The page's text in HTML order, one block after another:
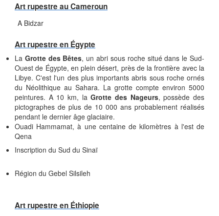
Art rupestre au Cameroun
A Bidzar
Art rupestre en Égypte
La Grotte des Bêtes, un abri sous roche situé dans le Sud-
Ouest de Égypte, en plein désert, près de la frontière avec la
Libye. C'est l'un des plus importants abris sous roche ornés
du Néolithique au Sahara. La grotte compte environ 5000
peintures. A 10 km, laGrotte des Nageurs, possède des
pictographes de plus de 10 000 ans probablement réalisés
pendant le dernier âge glaciaire.
Ouadi Hammamat, à une centaine de kilomètres à l'est de
Qena
Inscription du Sud du Sinaï
Région du Gebel Silsileh
Art rupestre en Éthiopie